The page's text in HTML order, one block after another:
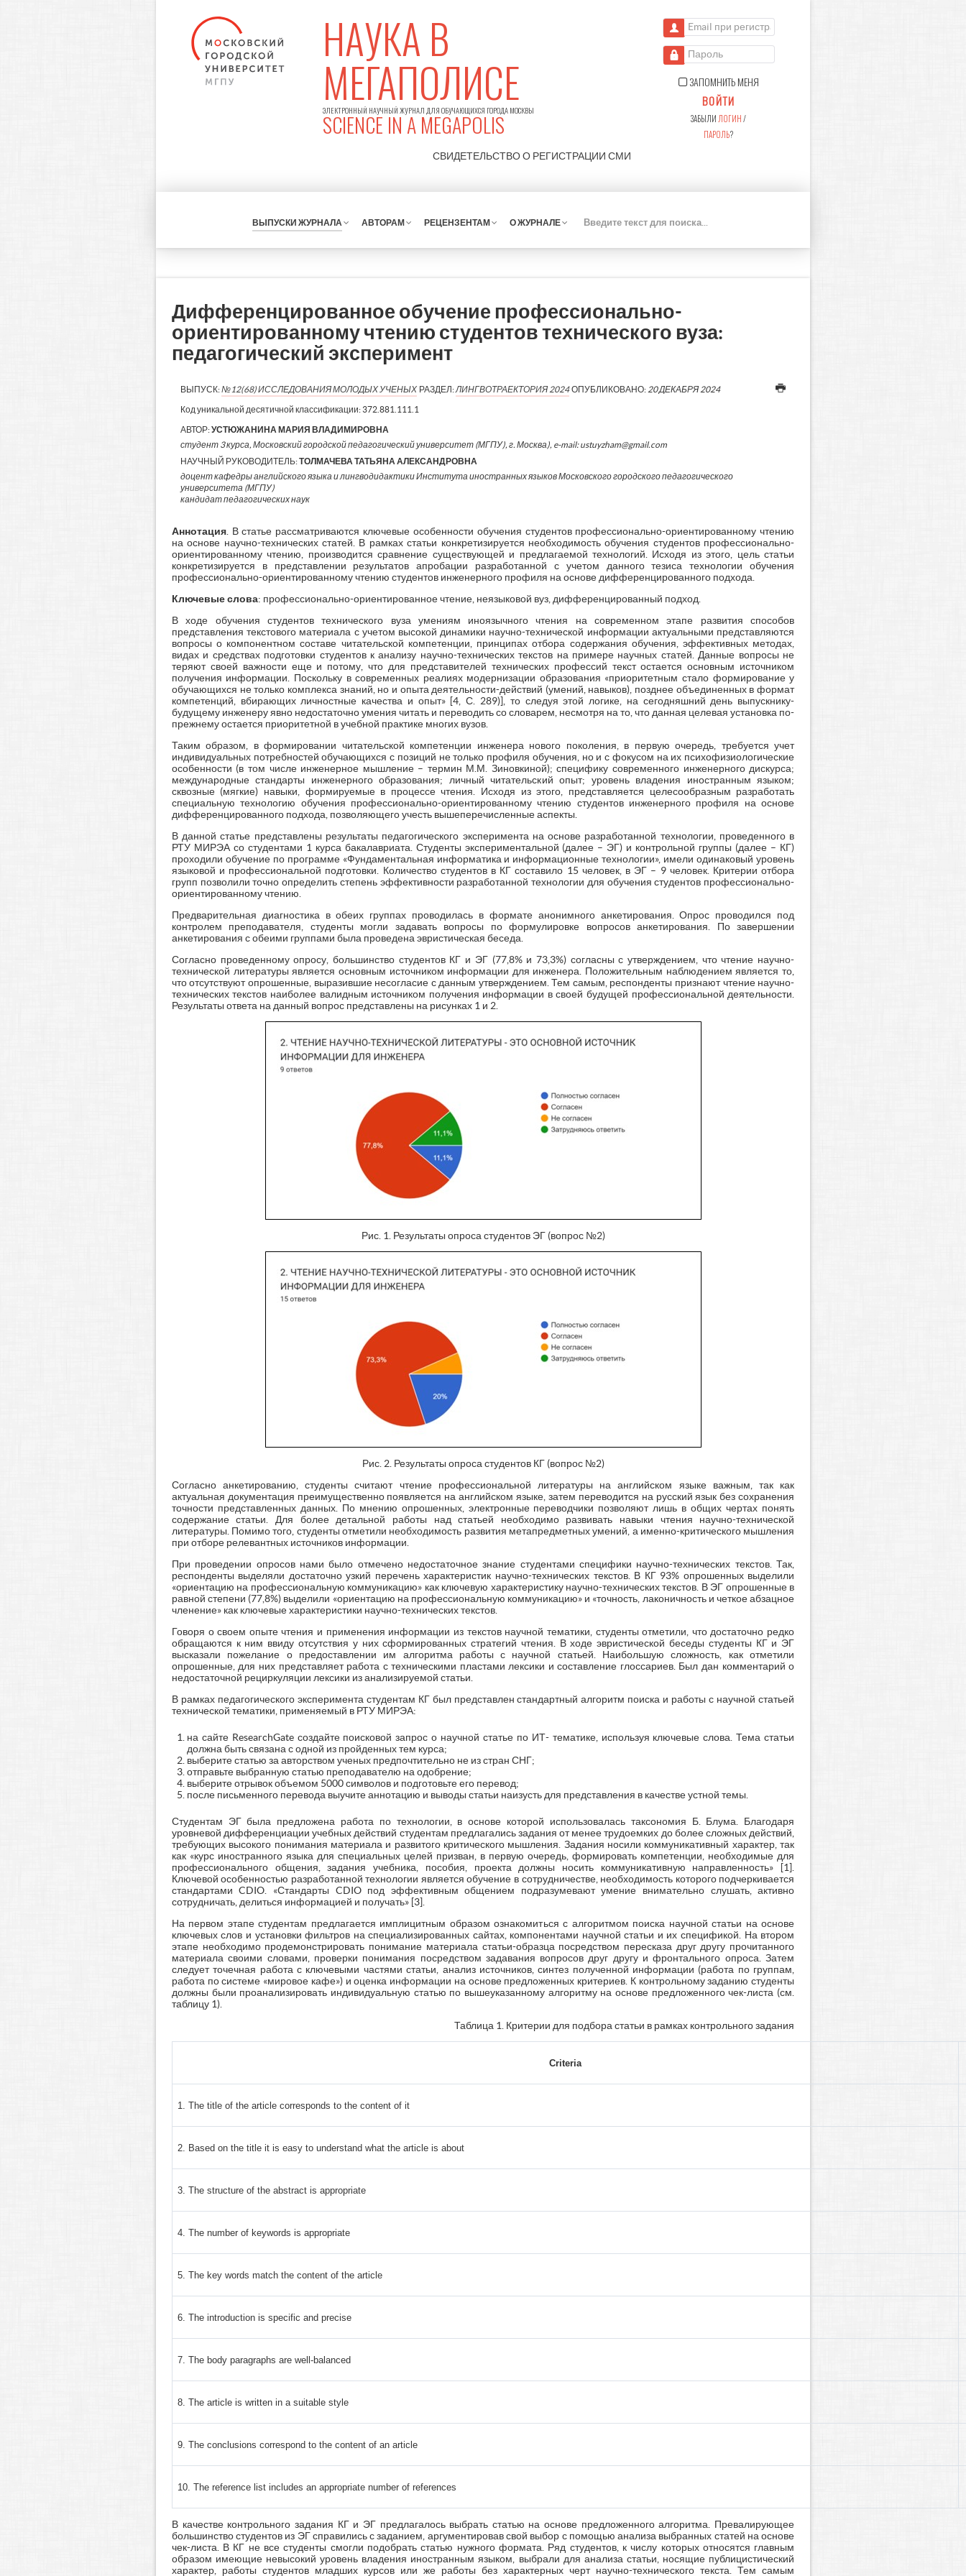
НАУКА В
МЕГАПОЛИСЕ
ЭЛЕКТРОННЫЙ НАУЧНЫЙ ЖУРНАЛ ДЛЯ ОБУЧАЮЩИХСЯ ГОРОДА МОСКВЫ
SCIENCE IN A MEGAPOLIS
СВИДЕТЕЛЬСТВО О РЕГИСТРАЦИИ СМИ
Email при регистрации
Пароль
ЗАПОМНИТЬ МЕНЯ
ВОЙТИ
ЗАБЫЛИ ЛОГИН/
ПАРОЛЬ?
ВЫПУСКИ ЖУРНАЛА АВТОРАМ РЕЦЕНЗЕНТАМ О ЖУРНАЛЕ
К
Дифференцированное обучение профессионально-
ориентированному чтению студентов технического вуза:
педагогический эксперимент
ВЫПУСК:№12(68) ИССЛЕДОВАНИЯ МОЛОДЫХ УЧЕНЫХ РАЗДЕЛ:ЛИНГВОТРАЕКТОРИЯ 2024 ОПУБЛИКОВАНО: 20 ДЕКАБРЯ 2024
Код уникальной десятичной классификации: 372.881.111.1
АВТОР:УСТЮЖАНИНА МАРИЯ ВЛАДИМИРОВНА
студент 3 курса, Московский городской педагогический университет (МГПУ), г. Москва), e-mail: ustuyzham@gmail.com
НАУЧНЫЙ РУКОВОДИТЕЛЬ:ТОЛМАЧЕВА ТАТЬЯНА АЛЕКСАНДРОВНА
доцент кафедры английского языка и лингводидактики Института иностранных языков Московского городского педагогического
университета (МГПУ)
кандидат педагогических наук
Аннотация. В статье рассматриваются ключевые особенности обучения студентов профессионально-ориентированному чтению
на основе научно-технических статей. В рамках статьи конкретизируется необходимость обучения студентов профессионально-
ориентированному чтению, производится сравнение существующей и предлагаемой технологий. Исходя из этого, цель статьи
конкретизируется в представлении результатов апробации разработанной с учетом данного тезиса технологии обучения
профессионально-ориентированному чтению студентов инженерного профиля на основе дифференцированного подхода.
Ключевые слова: профессионально-ориентированное чтение, неязыковой вуз, дифференцированный подход.
В ходе обучения студентов технического вуза умениям иноязычного чтения на современном этапе развития способов
представления текстового материала с учетом высокой динамики научно-технической информации актуальными представляются
вопросы о компонентном составе читательской компетенции, принципах отбора содержания обучения, эффективных методах,
видах и средствах подготовки студентов к анализу научно-технических текстов на примере научных статей. Данные вопросы не
теряют своей важности еще и потому, что для представителей технических профессий текст остается основным источником
получения информации. Поскольку в современных реалиях модернизации образования «приоритетным стало формирование у
обучающихся не только комплекса знаний, но и опыта деятельности-действий (умений, навыков), позднее объединенных в формат
компетенций, вбирающих личностные качества и опыт» [4, С. 289)], то следуя этой логике, на сегодняшний день выпускнику-
будущему инженеру явно недостаточно умения читать и переводить со словарем, несмотря на то, что данная целевая установка по-
прежнему остается приоритетной в учебной практике многих вузов.
Таким образом, в формировании читательской компетенции инженера нового поколения, в первую очередь, требуется учет
индивидуальных потребностей обучающихся с позиций не только профиля обучения, но и с фокусом на их психофизиологические
особенности (в том числе инженерное мышление – термин М.М. Зиновкиной); специфику современного инженерного дискурса;
международные стандарты инженерного образования; личный читательский опыт; уровень владения иностранным языком;
сквозные (мягкие) навыки, формируемые в процессе чтения. Исходя из этого, представляется целесообразным разработать
специальную технологию обучения профессионально-ориентированному чтению студентов инженерного профиля на основе
дифференцированного подхода, позволяющего учесть вышеперечисленные аспекты.
В данной статье представлены результаты педагогического эксперимента на основе разработанной технологии, проведенного в
РТУ МИРЭА со студентами 1 курса бакалавриата. Студенты экспериментальной (далее – ЭГ) и контрольной группы (далее – КГ)
проходили обучение по программе «Фундаментальная информатика и информационные технологии», имели одинаковый уровень
языковой и профессиональной подготовки. Количество студентов в КГ составило 15 человек, в ЭГ – 9 человек. Критерии отбора
групп позволили точно определить степень эффективности разработанной технологии для обучения студентов профессионально-
ориентированному чтению.
Предварительная диагностика в обеих группах проводилась в формате анонимного анкетирования. Опрос проводился под
контролем преподавателя, студенты могли задавать вопросы по формулировке вопросов анкетирования. По завершении
анкетирования с обеими группами была проведена эвристическая беседа.
Согласно проведенному опросу, большинство студентов КГ и ЭГ (77,8% и 73,3%) согласны с утверждением, что чтение научно-
технической литературы является основным источником информации для инженера. Положительным наблюдением является то,
что отсутствуют опрошенные, выразившие несогласие с данным утверждением. Тем самым, респонденты признают чтение научно-
технических текстов наиболее валидным источником получения информации в своей будущей профессиональной деятельности.
Результаты ответа на данный вопрос представлены на рисунках 1 и 2.
Рис. 1. Результаты опроса студентов ЭГ (вопрос №2)
Рис. 2. Результаты опроса студентов КГ (вопрос №2)
Согласно анкетированию, студенты считают чтение профессиональной литературы на английском языке важным, так как
актуальная документация преимущественно появляется на английском языке, затем переводится на русский язык без сохранения
точности представленных данных. По мнению опрошенных, электронные переводчики позволяют лишь в общих чертах понять
содержание статьи. Для более детальной работы над статьей необходимо развивать навыки чтения научно-технической
литературы. Помимо того, студенты отметили необходимость развития метапредметных умений, а именно-критического мышления
при отборе релевантных источников информации.
При проведении опросов нами было отмечено недостаточное знание студентами специфики научно-технических текстов. Так,
респонденты выделяли достаточно узкий перечень характеристик научно-технических текстов. В КГ 93% опрошенных выделили
«ориентацию на профессиональную коммуникацию» как ключевую характеристику научно-технических текстов. В ЭГ опрошенные в
равной степени (77,8%) выделили «ориентацию на профессиональную коммуникацию» и «точность, лаконичность и четкое абзацное
членение» как ключевые характеристики научно-технических текстов.
Говоря о своем опыте чтения и применения информации из текстов научной тематики, студенты отметили, что достаточно редко
обращаются к ним ввиду отсутствия у них сформированных стратегий чтения. В ходе эвристической беседы студенты КГ и ЭГ
высказали пожелание о предоставлении им алгоритма работы с научной статьей. Наибольшую сложность, как отметили
опрошенные, для них представляет работа с техническими пластами лексики и составление глоссариев. Был дан комментарий о
недостаточной рециркуляции лексики из анализируемой статьи.
В рамках педагогического эксперимента студентам КГ был представлен стандартный алгоритм поиска и работы с научной статьей
технической тематики, применяемый в РТУ МИРЭА:
на сайте ResearchGate создайте поисковой запрос о научной статье по ИТ- тематике, используя ключевые слова. Тема статьи
должна быть связана с одной из пройденных тем курса;
выберите статью за авторством ученых предпочтительно не из стран СНГ;
отправьте выбранную статью преподавателю на одобрение;
выберите отрывок объемом 5000 символов и подготовьте его перевод;
после письменного перевода выучите аннотацию и выводы статьи наизусть для представления в качестве устной темы.
Студентам ЭГ была предложена работа по технологии, в основе которой использовалась таксономия Б. Блума. Благодаря
уровневой дифференциации учебных действий студентам предлагались задания от менее трудоемких до более сложных действий,
требующих высокого понимания материала и развитого критического мышления. Задания носили коммуникативный характер, так
как «курс иностранного языка для специальных целей призван, в первую очередь, формировать компетенции, необходимые для
профессионального общения, задания учебника, пособия, проекта должны носить коммуникативную направленность» [1].
Ключевой особенностью разработанной технологии является обучение в сотрудничестве, необходимость которого подчеркивается
стандартами CDIO. «Стандарты CDIO под эффективным общением подразумевают умение внимательно слушать, активно
сотрудничать, делиться информацией и получать» [3].
На первом этапе студентам предлагается имплицитным образом ознакомиться с алгоритмом поиска научной статьи на основе
ключевых слов и установки фильтров на специализированных сайтах, компонентами научной статьи и их спецификой. На втором
этапе необходимо продемонстрировать понимание материала статьи-образца посредством пересказа друг другу прочитанного
материала своими словами, проверки понимания посредством задавания вопросов друг другу и фронтального опроса. Затем
следует точечная работа с ключевыми частями статьи, анализ источников, синтез полученной информации (работа по группам,
работа по системе «мировое кафе») и оценка информации на основе предложенных критериев. К контрольному заданию студенты
должны были проанализировать индивидуальную статью по вышеуказанному алгоритму на основе предложенного чек-листа (см.
таблицу 1).
Таблица 1. Критерии для подбора статьи в рамках контрольного задания
Criteria
1. The title of the article corresponds to the content of it
2. Based on the title it is easy to understand what the article is about
3. The structure of the abstract is appropriate
4. The number of keywords is appropriate
5. The key words match the content of the article
6. The introduction is specific and precise
7. The body paragraphs are well-balanced
8. The article is written in a suitable style
9. The conclusions correspond to the content of an article
10. The reference list includes an appropriate number of references
В качестве контрольного задания КГ и ЭГ предлагалось выбрать статью на основе предложенного алгоритма. Превалирующее
большинство студентов из ЭГ справились с заданием, аргументировав свой выбор с помощью анализа выбранных статей на основе
чек-листа. В КГ не все студенты смогли подобрать статью нужного формата. Ряд студентов, к числу которых относятся главным
образом имеющие невысокий уровень владения иностранным языком, выбрали для анализа статьи, носящие публицистический
характер, работы студентов младших курсов или же работы без характерных черт научно-технического текста. Тем самым